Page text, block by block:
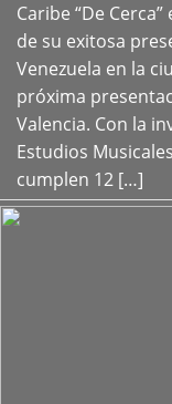
Caribe “De
de su exitosa
Venezuela en la
próxima
Valencia. Con la
Estudios
cumplen 12 […]